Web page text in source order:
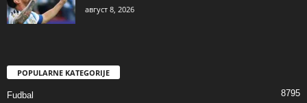
август 8, 2026
POPULARNE KATEGORIJE
Fudbal 8795